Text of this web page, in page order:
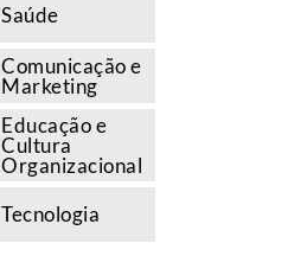
Saúde
Comunicação e
Marketing
Educação e
Cultura
Organizacional
Tecnologia